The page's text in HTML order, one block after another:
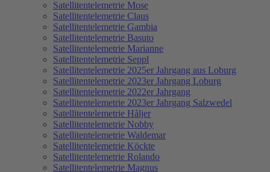
Satellitentelemetrie Mose
Satellitentelemetrie Claus
Satellitentelemetrie Gambia
Satellitentelemetrie Basuto
Satellitentelemetrie Marianne
Satellitentelemetrie Seppl
Satellitentelemetrie 2025er Jahrgang aus Loburg
Satellitentelemetrie 2023er Jahrgang Loburg
Satellitentelemetrie 2022er Jahrgang
Satellitentelemetrie 2023er Jahrgang Salzwedel
Satellitentelemetrie Håljer
Satellitentelemetrie Nobby
Satellitentelemetrie Waldemar
Satellitentelemetrie Köckte
Satellitentelemetrie Rolando
Satellitentelemetrie Magnus